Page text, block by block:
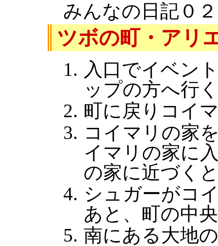
みんなの日記０
ツボの町・アリ
入口でイベン
ップの方へ行
町に戻りコイ
コイマリの家
イマリの家に
の家に近づく
シュガーがコ
あと、町の中
南にある大地